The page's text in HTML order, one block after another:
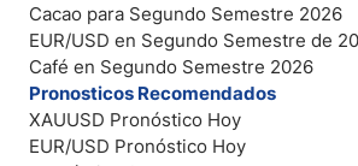
Cacao para Segundo Semestre 2026
EUR/USD en Segundo Semestre de
Café en Segundo Semestre 2026
Pronosticos Recomendados
XAUUSD Pronóstico Hoy
EUR/USD Pronóstico Hoy